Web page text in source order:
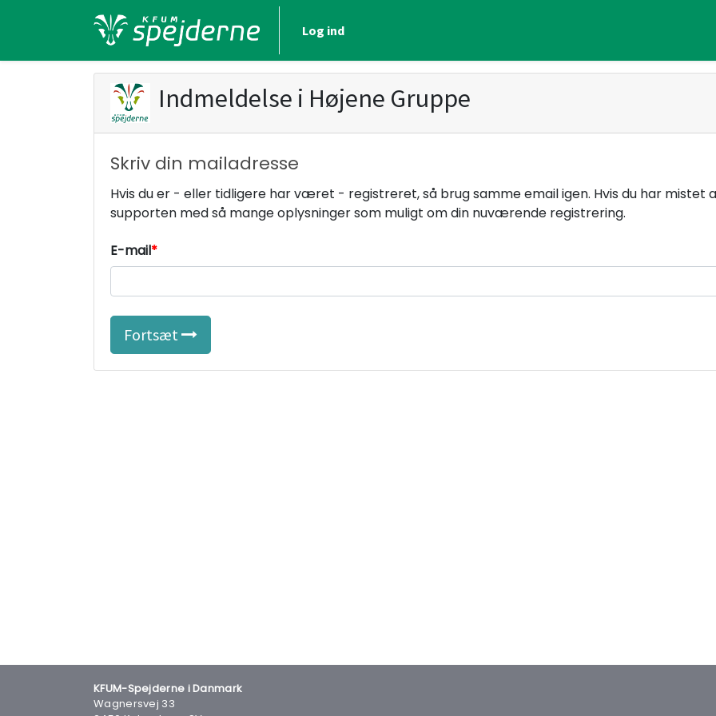
Log ind
Indmeldelse i Højene Gruppe
Skriv din mailadresse
Hvis du er - eller tidligere har været - registreret, så brug samme email igen. Hvis du har mistet
supporten med så mange oplysninger som muligt om din nuværende registrering.
E-mail
Fortsæt
KFUM-Spejderne i Danmark
Wagnersvej 33